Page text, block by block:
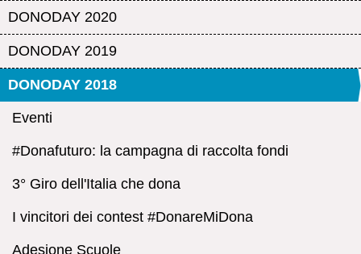
DONODAY 2020
DONODAY 2019
DONODAY 2018
Eventi
#Donafuturo: la campagna di raccolta fondi
3° Giro dell'Italia che dona
I vincitori dei contest #DonareMiDona
Adesione Scuole